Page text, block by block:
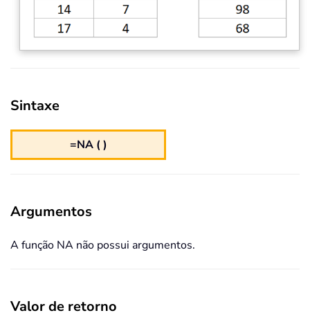
Sintaxe
=NA ( )
Argumentos
A função NA não possui argumentos.
Valor de retorno